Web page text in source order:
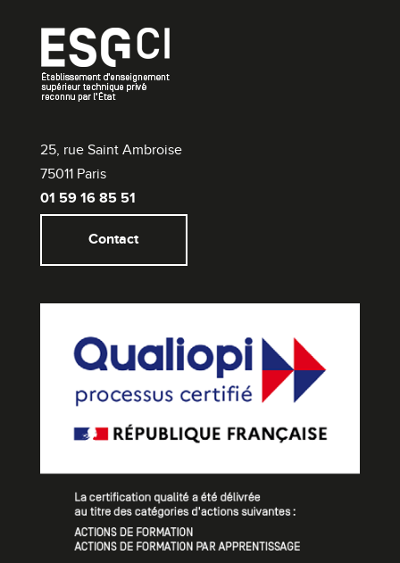
25, rue Saint Ambroise
75011 Paris
01 59 16 85 51
Contact